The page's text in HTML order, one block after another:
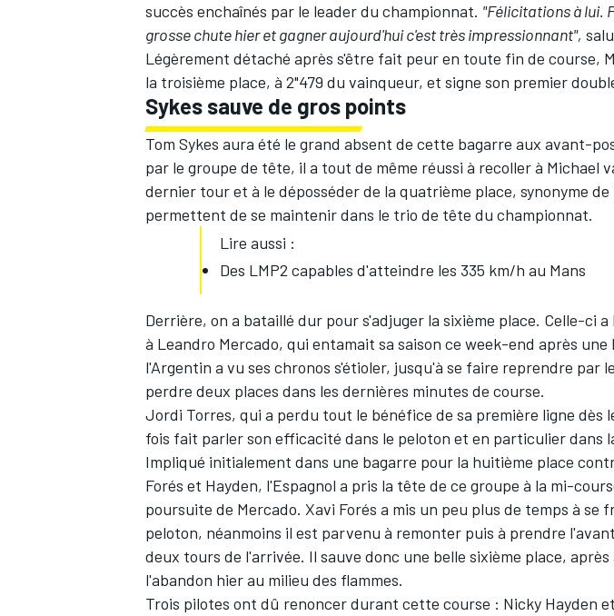
AUTRES CHAMPIONNATS
succès enchaînés par le leader du championnat. "Félicitations à lui.
grosse chute hier et gagner aujourd'hui c'est très impressionnant",
Légèrement détaché après s'être fait peur en toute fin de course,
la troisième place, à 2"479 du vainqueur, et signe son premier
Sykes sauve de gros points
Tom Sykes aura été le grand absent de cette bagarre aux avant-
par le groupe de tête, il a tout de même réussi à recoller à Michael
dernier tour et à le déposséder de la quatrième place, synonyme de
permettent de se maintenir dans le trio de tête du championnat.
Lire aussi :
Des LMP2 capables d'atteindre les 335 km/h au Mans
Derrière, on a bataillé dur pour s'adjuger la sixième place. Celle-ci
à Leandro Mercado, qui entamait sa saison ce week-end après une
l'Argentin a vu ses chronos s'étioler, jusqu'à se faire reprendre par
perdre deux places dans les dernières minutes de course.
Jordi Torres, qui a perdu tout le bénéfice de sa première ligne dès
fois fait parler son efficacité dans le peloton et en particulier dans
Impliqué initialement dans une bagarre pour la huitième place
Forés et Hayden, l'Espagnol a pris la tête de ce groupe à la mi-
poursuite de Mercado. Xavi Forés a mis un peu plus de temps à se
peloton, néanmoins il est parvenu à remonter puis à prendre
deux tours de l'arrivée. Il sauve donc une belle sixième place, après
l'abandon hier au milieu des flammes.
Trois pilotes ont dû renoncer durant cette course : Nicky Hayden